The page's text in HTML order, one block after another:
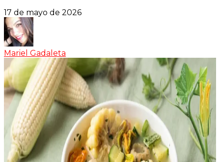
17 de mayo de 2026
Mariel Gadaleta